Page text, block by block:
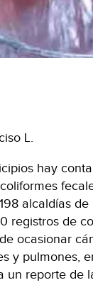
L.
hay
alcaldías
registros de
ocasionar
y pulmones,
un reporte de